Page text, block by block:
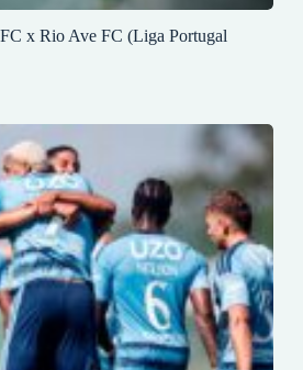
x Rio Ave FC (Liga Portugal